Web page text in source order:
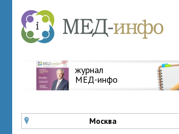
журнал
МЕД-инфо
u Москва